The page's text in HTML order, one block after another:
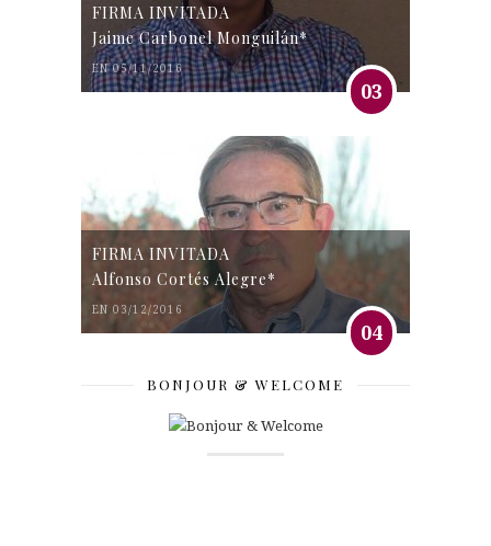
FIRMA INVITADA
Jaime Carbonel Monguilán*
EN 05/11/2016
03
FIRMA INVITADA
Alfonso Cortés Alegre*
EN 03/12/2016
04
BONJOUR & WELCOME